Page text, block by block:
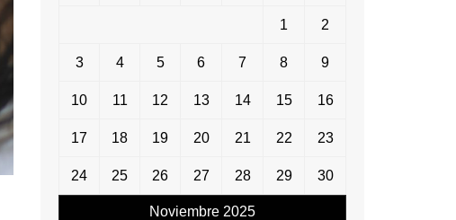
Noviembre 2025
1 2
3 4 5 6 7 8 9
10 11 12 13 14 15 16
17 18 19 20 21 22 23
24 25 26 27 28 29 30